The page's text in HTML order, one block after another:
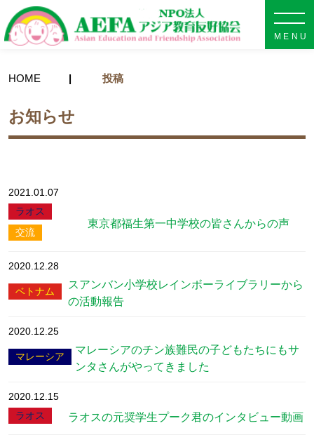
HOME 投稿
お知らせ
2021.01.07
ラオス
交流
東京都福生第一中学校の皆さんからの声
2020.12.28
ベトナム
スアンバン小学校レインボーライブラリーから
の活動報告
2020.12.25
マレーシア
マレーシアのチン族難民の子どもたちにもサ
ンタさんがやってきました
2020.12.15
ラオス
ラオスの元奨学生プーク君のインタビュー動画